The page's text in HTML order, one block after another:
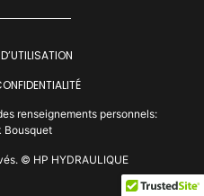
renseignements personnels:
Bousquet
© HP HYDRAULIQUE